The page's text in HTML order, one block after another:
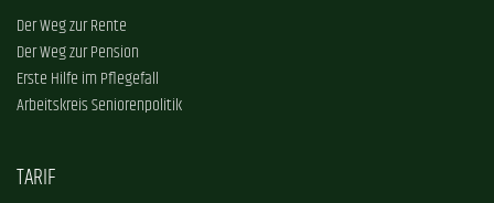
Der Weg zur Rente
Der Weg zur Pension
Erste Hilfe im Pflegefall
Arbeitskreis Seniorenpolitik
TARIF